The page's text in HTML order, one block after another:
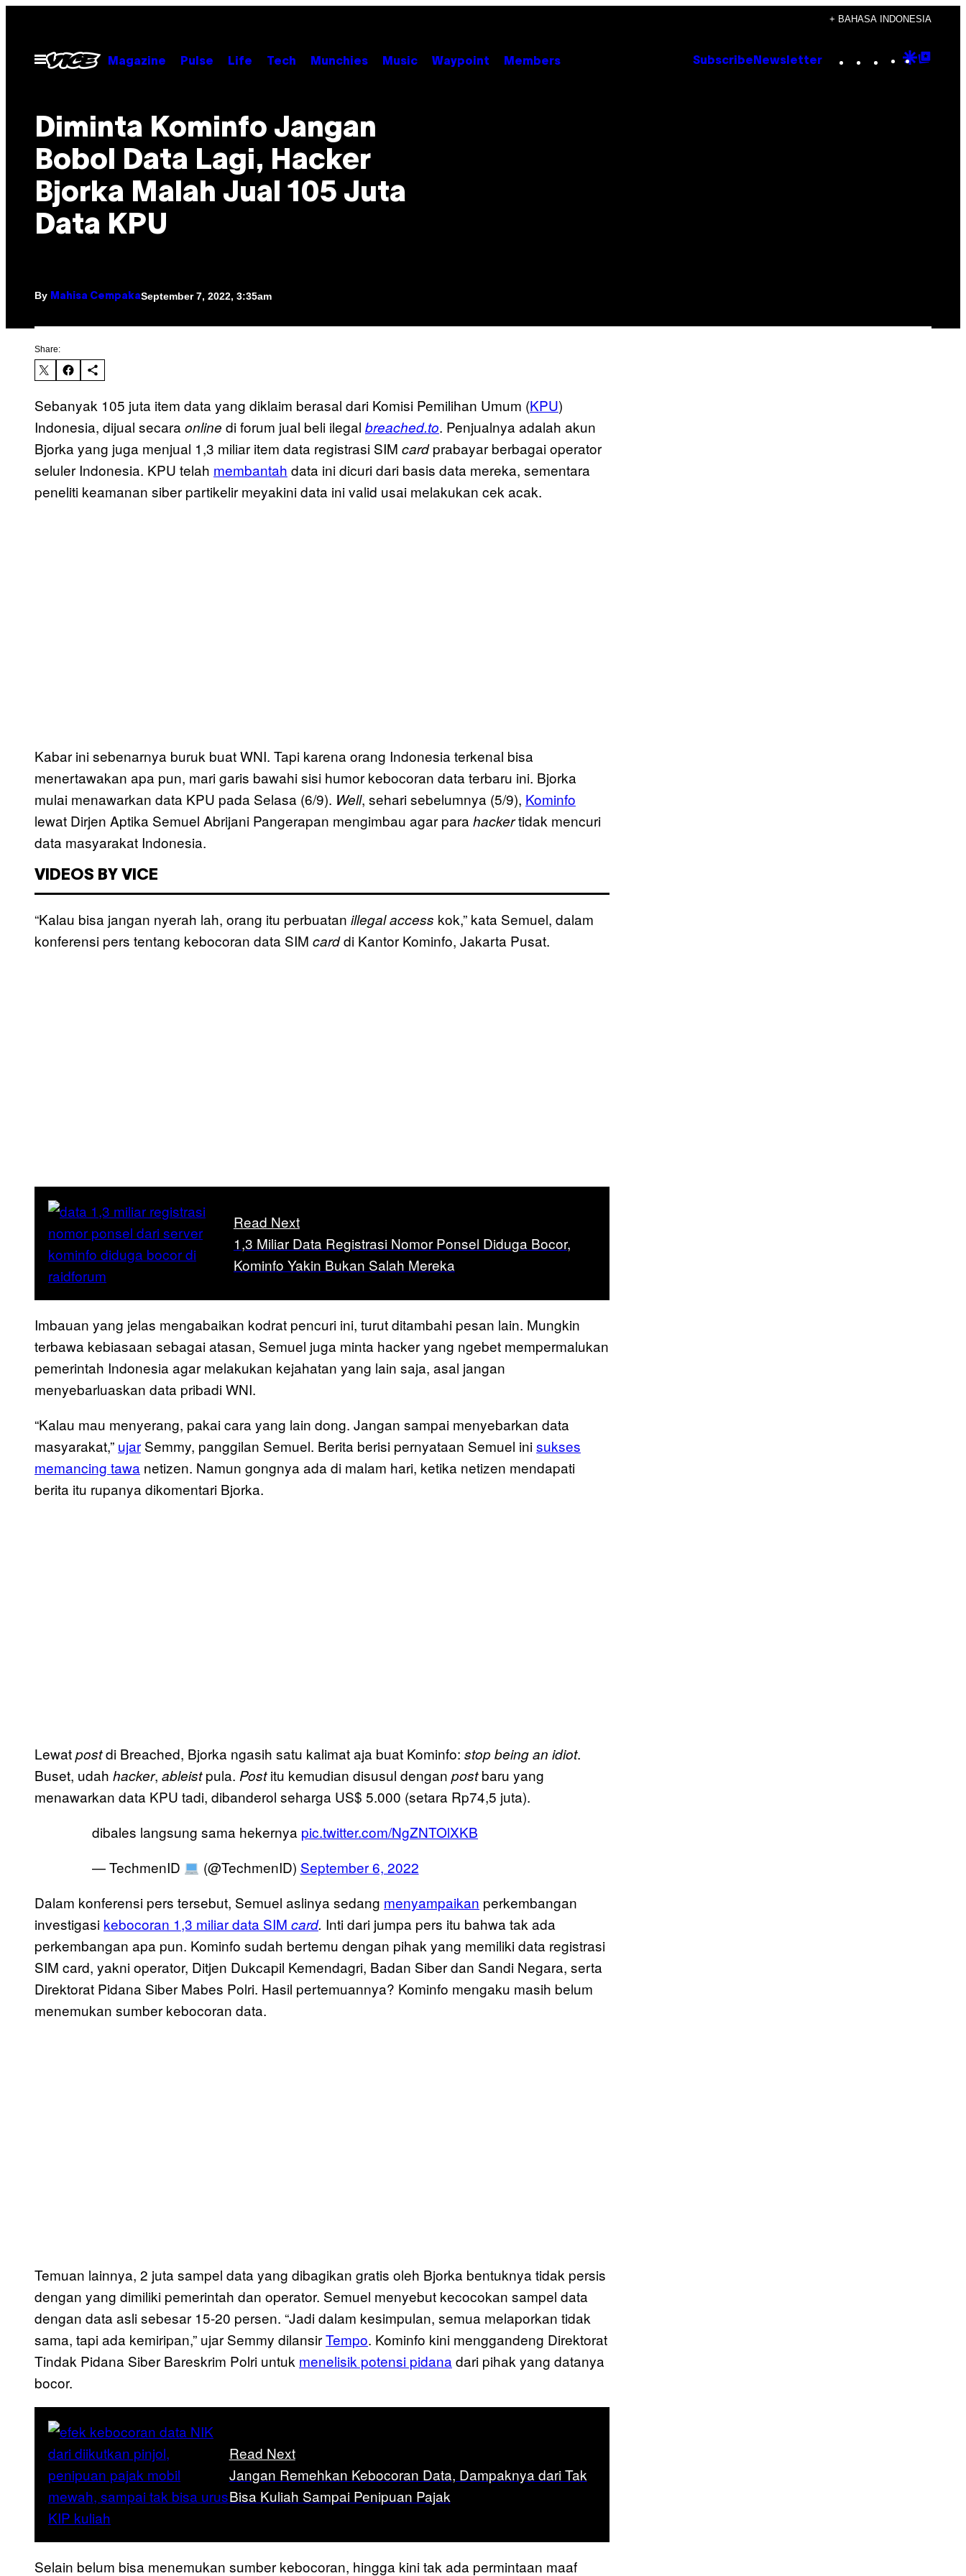
content
+ BAHASA INDONESIA
Open
Menu
Magazine Pulse Life Tech Munchies Music Waypoint Members Subscribe Newsletter Instagram
TikTok
YouTube
Google
Diminta Kominfo Jangan
Bobol Data Lagi, Hacker
Bjorka Malah Jual 105 Juta
Data KPU
By Mahisa CempakaSeptember 7, 2022, 3:35am
Share:
Sebanyak 105 juta item data yang diklaim berasal dari Komisi Pemilihan Umum (KPU)
Indonesia, dijual secara online di forum jual beli ilegal breached.to. Penjualnya adalah akun
Bjorka yang juga menjual 1,3 miliar item data registrasi SIM cardprabayar berbagai operator
seluler Indonesia. KPU telah membantah data ini dicuri dari basis data mereka, sementara
peneliti keamanan siber partikelir meyakini data ini valid usai melakukan cek acak.
Kabar ini sebenarnya buruk buat WNI. Tapi karena orang Indonesia terkenal bisa
menertawakan apa pun, mari garis bawahi sisi humor kebocoran data terbaru ini. Bjorka
mulai menawarkan data KPU pada Selasa (6/9). Well, sehari sebelumnya (5/9), Kominfo
lewat Dirjen Aptika Semuel Abrijani Pangerapan mengimbau agar para hackertidak mencuri
data masyarakat Indonesia.
VIDEOS BY VICE
“Kalau bisa jangan nyerah lah, orang itu perbuatan illegal access kok,” kata Semuel, dalam
konferensi pers tentang kebocoran data SIM carddi Kantor Kominfo, Jakarta Pusat.
Read Next
1,3 Miliar Data Registrasi Nomor Ponsel Diduga Bocor,
Kominfo Yakin Bukan Salah Mereka
Imbauan yang jelas mengabaikan kodrat pencuri ini, turut ditambahi pesan lain. Mungkin
terbawa kebiasaan sebagai atasan, Semuel juga minta hacker yang ngebet mempermalukan
pemerintah Indonesia agar melakukan kejahatan yang lain saja, asal jangan
menyebarluaskan data pribadi WNI.
“Kalau mau menyerang, pakai cara yang lain dong. Jangan sampai menyebarkan data
masyarakat,” ujar Semmy, panggilan Semuel. Berita berisi pernyataan Semuel inisukses
memancing tawa netizen. Namun gongnya ada di malam hari, ketika netizen mendapati
berita itu rupanya dikomentari Bjorka.
Lewatpostdi Breached, Bjorka ngasih satu kalimat aja buat Kominfo: stop being an idiot.
Buset, udah hacker, ableistpula. Postitu kemudian disusul dengan postbaru yang
menawarkan data KPU tadi, dibanderol seharga US$ 5.000 (setara Rp74,5 juta).
dibales langsung sama hekernya pic.twitter.com/NgZNTOlXKB
— TechmenID
(@TechmenID) September 6, 2022
Dalam konferensi pers tersebut, Semuel aslinya sedang menyampaikan perkembangan
investigasi kebocoran 1,3 miliar data SIM card. Inti dari jumpa pers itu bahwa tak ada
perkembangan apa pun. Kominfo sudah bertemu dengan pihak yang memiliki data registrasi
SIM card, yakni operator, Ditjen Dukcapil Kemendagri, Badan Siber dan Sandi Negara, serta
Direktorat Pidana Siber Mabes Polri. Hasil pertemuannya? Kominfo mengaku masih belum
menemukan sumber kebocoran data.
Temuan lainnya, 2 juta sampel data yang dibagikan gratis oleh Bjorka bentuknya tidak persis
dengan yang dimiliki pemerintah dan operator. Semuel menyebut kecocokan sampel data
dengan data asli sebesar 15-20 persen. “Jadi dalam kesimpulan, semua melaporkan tidak
sama, tapi ada kemiripan,” ujar Semmy dilansirTempo. Kominfo kini menggandeng Direktorat
Tindak Pidana Siber Bareskrim Polri untuk menelisik potensi pidana dari pihak yang datanya
bocor.
Read Next
Jangan Remehkan Kebocoran Data, Dampaknya dari Tak
Bisa Kuliah Sampai Penipuan Pajak
Selain belum bisa menemukan sumber kebocoran, hingga kini tak ada permintaan maaf